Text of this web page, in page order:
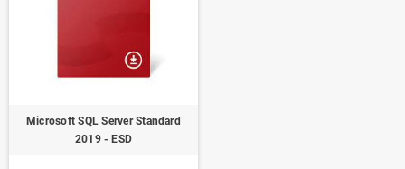
Microsoft SQL Server Standard
2019 - ESD